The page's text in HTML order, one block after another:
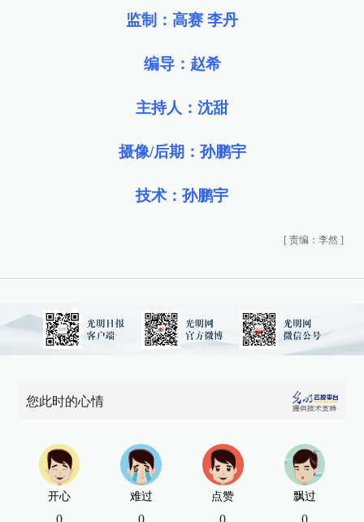
监制：高赛 李丹
编导：赵希
主持人：沈甜
摄像/后期：孙鹏宇
技术：孙鹏宇
[ 责编：李然 ]
您此时的心情
开心
0
难过
0
点赞
0
飘过
0